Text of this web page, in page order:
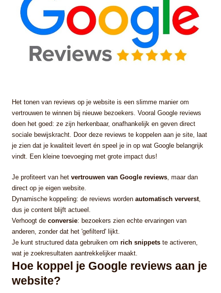
Het tonen van reviews op je website is een slimme manier om
vertrouwen te winnen bij nieuwe bezoekers. Vooral Google reviews
doen het goed: ze zijn herkenbaar, onafhankelijk en geven direct
sociale bewijskracht. Door deze reviews te koppelen aan je site, laat
je zien dat je kwaliteit levert én speel je in op wat Google belangrijk
vindt. Een kleine toevoeging met grote impact dus!
Je profiteert van het vertrouwen van Google reviews , maar dan
direct op je eigen website.
Dynamische koppeling: de reviews worden automatisch ververst,
dus je content blijft actueel.
Verhoogt de conversie: bezoekers zien echte ervaringen van
anderen, zonder dat het 'gefilterd' lijkt.
Je kunt structured data gebruiken om rich snippets te activeren,
wat je zoekresultaten aantrekkelijker maakt.
Hoe koppel je Google reviews aan je
website?